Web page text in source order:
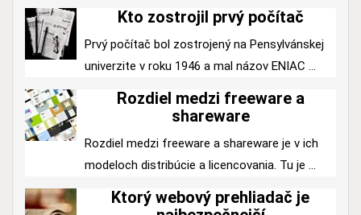
Kto zostrojil prvý počítač
Prvý počítač bol zostrojený na Pensylvánskej
univerzite v roku 1946 a mal názov ENIAC ...
Rozdiel medzi freeware a
shareware
Rozdiel medzi freeware a shareware je v ich
modeloch distribúcie a licencovania. Tu je ...
Ktorý webový prehliadač je